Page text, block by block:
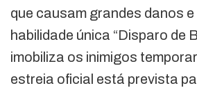
que causam grandes danos
habilidade única “Disparo de
imobiliza os inimigos
estreia oficial está prevista